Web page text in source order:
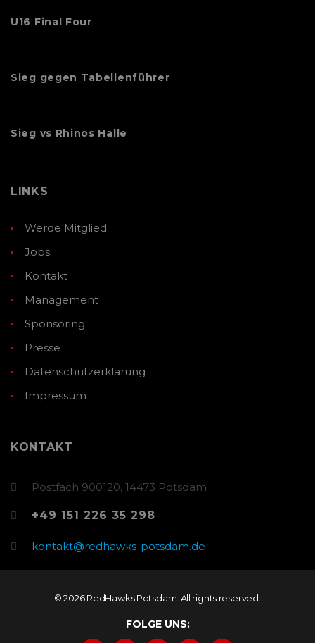
U16 Final Four
Sieg gegen Tabellenführer
Sieg vs Rhinos Halle
LINKS
Werde Mitglied
Jobs
Kontakt
Management
Sponsoring
Presse
Datenschutzerklärung
Impressum
KONTAKT
Postfach 900120, 14473 Potsdam
+49 151 226 35 298
kontakt@redhawks-potsdam.de
© 2026 RedHawks Potsdam. All rights reserved.
FOLGE UNS: